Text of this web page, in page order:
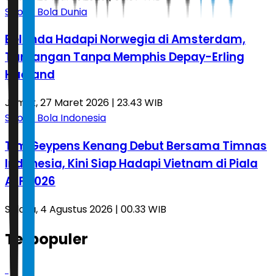
Sepak Bola Dunia
Belanda Hadapi Norwegia di Amsterdam,
Tantangan Tanpa Memphis Depay-Erling
Haaland
Jumat, 27 Maret 2026 | 23.43 WIB
Sepak Bola Indonesia
Tim Geypens Kenang Debut Bersama Timnas
Indonesia, Kini Siap Hadapi Vietnam di Piala
AFF 2026
Selasa, 4 Agustus 2026 | 00.33 WIB
Terpopuler